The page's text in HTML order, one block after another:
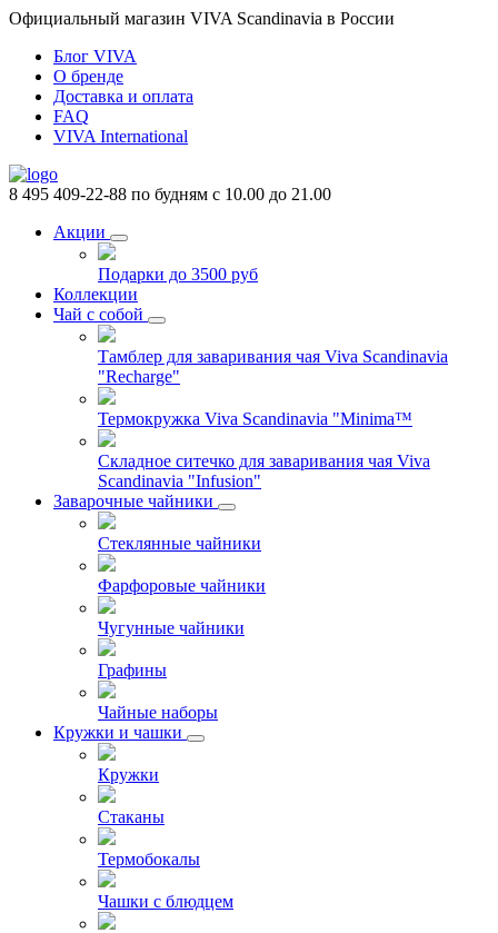
Официальный магазин VIVA Scandinavia в России
Блог VIVA
О бренде
Доставка и оплата
FAQ
VIVA International
8 495 409-22-88 по будням с 10.00 до 21.00
Акции
Подарки до 3500 руб
Коллекции
Чай с собой
Тамблер для заваривания чая Viva Scandinavia
"Recharge"
Термокружка Viva Scandinavia "Minima™
Складное ситечко для заваривания чая Viva
Scandinavia "Infusion"
Заварочные чайники
Стеклянные чайники
Фарфоровые чайники
Чугунные чайники
Графины
Чайные наборы
Кружки и чашки
Кружки
Стаканы
Термобокалы
Чашки с блюдцем